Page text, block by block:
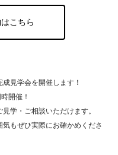
こちら
見学会を開催します！
開催！
学・ご相談いただけます。
もぜひ実際にお確かめくださ